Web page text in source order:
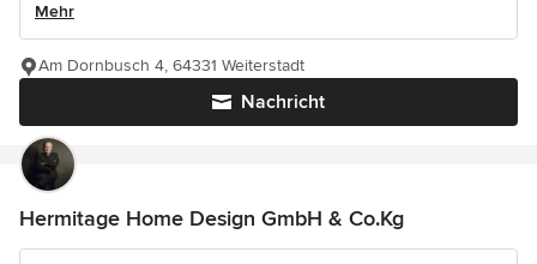
Mehr
Nachricht
Am Dornbusch 4, 64331 Weiterstadt
Hermitage Home Design GmbH & Co.Kg